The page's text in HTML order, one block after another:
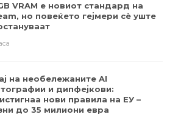
VRAM е новиот стандард на
но повеќето гејмери ​​сè уште
на необележаните AI
и дипфејкови:
нови правила на ЕУ –
до 35 милиони евра